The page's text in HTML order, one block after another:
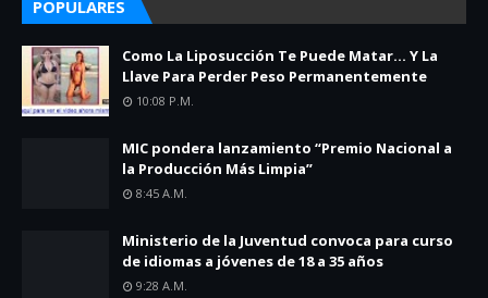
POPULARES
Como La Liposucción Te Puede Matar… Y La
Llave Para Perder Peso Permanentemente
10:08 P.m.
MIC pondera lanzamiento “Premio Nacional a
la Producción Más Limpia”
8:45 A.m.
Ministerio de la Juventud convoca para curso
de idiomas a jóvenes de 18 a 35 años
9:28 A.m.